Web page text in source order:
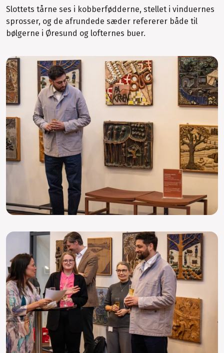
Slottets tårne ses i kobberfødderne, stellet i vinduernes
sprosser, og de afrundede sæder refererer både til
bølgerne i Øresund og lofternes buer.